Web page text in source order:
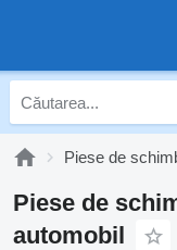
Piese de
Piese de
automobil